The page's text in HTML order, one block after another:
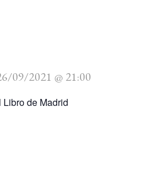
de Madrid
09/2021 @ 21:00